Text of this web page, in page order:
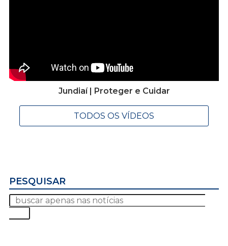
Jundiaí | Proteger e Cuidar
TODOS OS VÍDEOS
PESQUISAR